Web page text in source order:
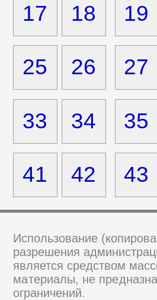
17 18 19
25 26 27
33 34 35
41 42 43
Использование
разрешения
является средством
материалы, не
ограничений.